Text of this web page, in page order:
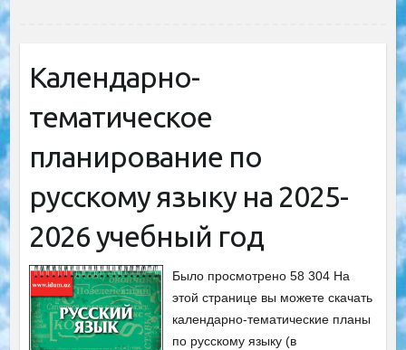
Календарно-
тематическое
планирование по
русскому языку на 2025-
2026 учебный год
Было просмотрено 58 304 На
этой странице вы можете скачать
календарно-тематические планы
по русскому языку (в